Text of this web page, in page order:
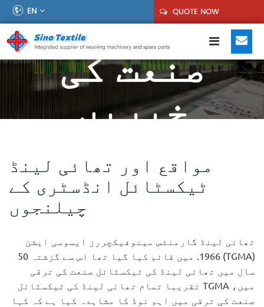
EN QUOTE NOW
صنعت کی
خبریں
مواقع اور تھائی لینڈ
ٹیکسٹائل انڈسٹری کے
چیلنجوں
تھائی لینڈ گارمنٹس مینوفیکچررز ایسوسی ایشن
(TGMA) 1966. میں قائم کیا گیا تھا اس سے گزشتہ 50
سال میں تھائی لینڈ کی ٹیکسٹائل صنعت کی ترقی
میں، TGMA تقریبا تمام تھائی لینڈ کی ٹیکسٹائل
صنعت کی ترقی میں اہم نوڈ کا مشاہدہ کیا ہے کہ کہا